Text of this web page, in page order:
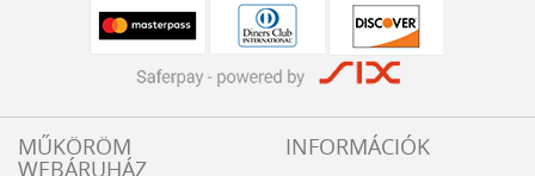
MŰKÖRÖM
WEBÁRUHÁZ
INFORMÁCIÓK